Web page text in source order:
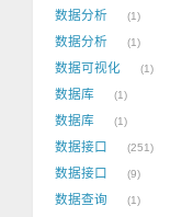
数据分析 1
数据分析 1
数据可视化 1
数据库 1
数据库 1
数据接口 251
数据接口 9
数据查询 1